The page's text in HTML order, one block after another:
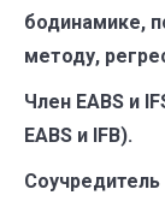
бодинамике,
методу,
Член ЕАВS и
EABS и IFB).